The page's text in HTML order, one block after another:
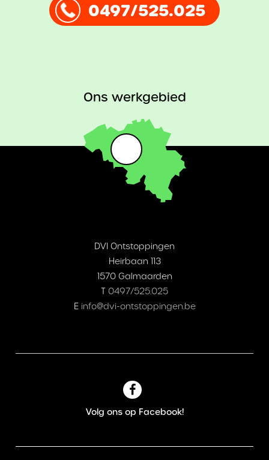
0497/525.025
DVI Ontstoppingen
Heirbaan 113
1570 Galmaarden
T 0497/525.025
E info@dvi-ontstoppingen.be
Volg ons op Facebook!
Ons werkgebied